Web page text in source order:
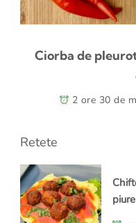
Ciorba de
2 ore 30 de
Retete